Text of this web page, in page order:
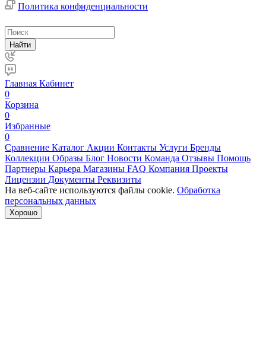
Политика конфиденциальности
Найти
Главная Кабинет
0
Корзина
0
Избранные
0
Сравнение Каталог Акции Контакты Услуги Бренды
Коллекции Образы Блог Новости Команда Отзывы Помощь
Партнеры Карьера Магазины FAQ Компания Проекты
Лицензии Документы Реквизиты
На веб-сайте используются файлы cookie. Обработка
персональных данных
Хорошо